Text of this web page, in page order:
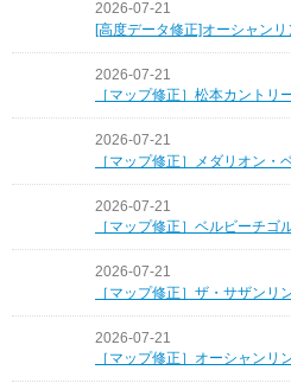
2026-07-21
[高度データ修正]オーシャンリ
2026-07-21
［マップ修正］松本カントリ
2026-07-21
［マップ修正］メダリオン・
2026-07-21
［マップ修正］ベルビーチゴ
2026-07-21
［マップ修正］ザ・サザンリ
2026-07-21
［マップ修正］オーシャンリ